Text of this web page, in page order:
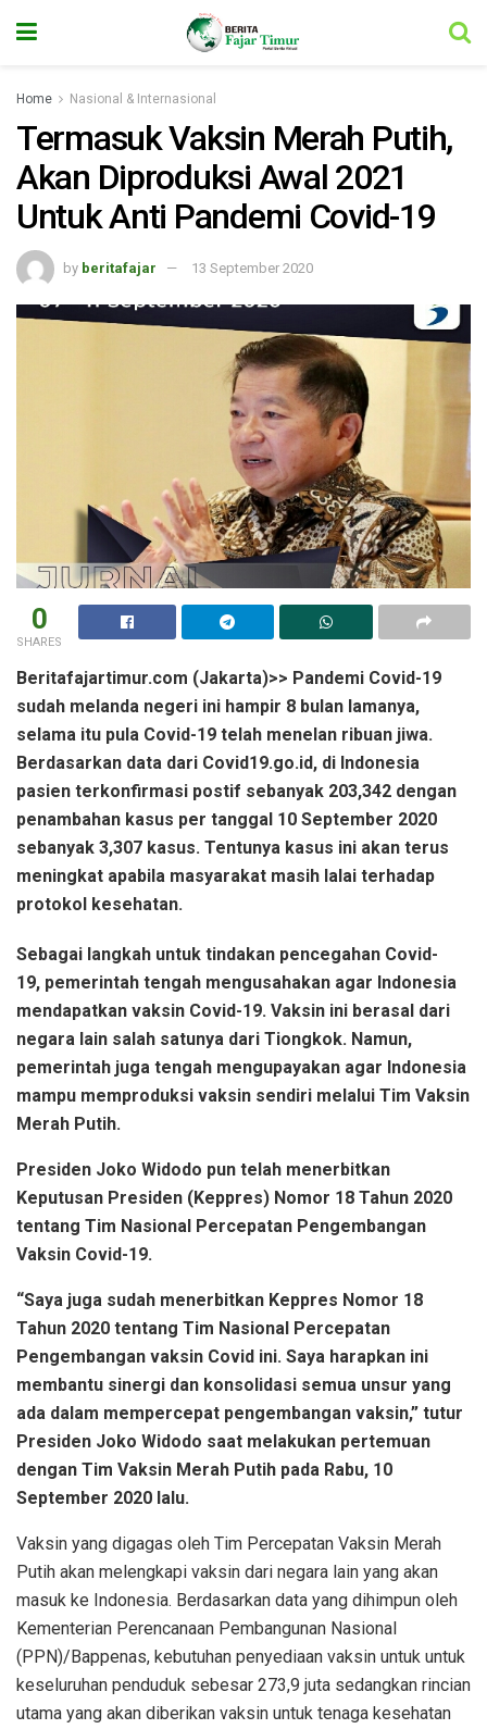
Home Nasional & Internasional
Termasuk Vaksin Merah Putih,
Akan Diproduksi Awal 2021
Untuk Anti Pandemi Covid-19
by beritafajar 13 September 2020
0
SHARES
Beritafajartimur.com (Jakarta)>> Pandemi Covid-19
sudah melanda negeri ini hampir 8 bulan lamanya,
selama itu pula Covid-19 telah menelan ribuan jiwa.
Berdasarkan data dari Covid19.go.id, di Indonesia
pasien terkonfirmasi postif sebanyak 203,342 dengan
penambahan kasus per tanggal 10 September 2020
sebanyak 3,307 kasus. Tentunya kasus ini akan terus
meningkat apabila masyarakat masih lalai terhadap
protokol kesehatan.
Sebagai langkah untuk tindakan pencegahan Covid-
19, pemerintah tengah mengusahakan agar Indonesia
mendapatkan vaksin Covid-19. Vaksin ini berasal dari
negara lain salah satunya dari Tiongkok. Namun,
pemerintah juga tengah mengupayakan agar Indonesia
mampu memproduksi vaksin sendiri melalui Tim Vaksin
Merah Putih.
Presiden Joko Widodo pun telah menerbitkan
Keputusan Presiden (Keppres) Nomor 18 Tahun 2020
tentang Tim Nasional Percepatan Pengembangan
Vaksin Covid-19.
“Saya juga sudah menerbitkan Keppres Nomor 18
Tahun 2020 tentang Tim Nasional Percepatan
Pengembangan vaksin Covid ini. Saya harapkan ini
membantu sinergi dan konsolidasi semua unsur yang
ada dalam mempercepat pengembangan vaksin,” tutur
Presiden Joko Widodo saat melakukan pertemuan
dengan Tim Vaksin Merah Putih pada Rabu, 10
September 2020 lalu.
Vaksin yang digagas oleh Tim Percepatan Vaksin Merah
Putih akan melengkapi vaksin dari negara lain yang akan
masuk ke Indonesia. Berdasarkan data yang dihimpun oleh
Kementerian Perencanaan Pembangunan Nasional
(PPN)/Bappenas, kebutuhan penyediaan vaksin untuk untuk
keseluruhan penduduk sebesar 273,9 juta sedangkan rincian
utama yang akan diberikan vaksin untuk tenaga kesehatan